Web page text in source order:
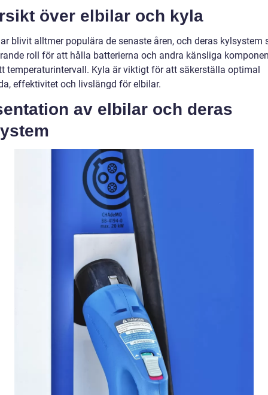
över elbilar och kyla
blivit alltmer populära de senaste åren, och deras kylsystem
roll för att hålla batterierna och andra känsliga
temperaturintervall. Kyla är viktigt för att säkerställa optimal
effektivitet och livslängd för elbilar.
av elbilar och deras